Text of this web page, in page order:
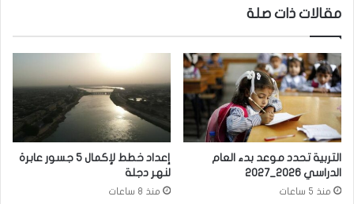
أ
ط
ل
ب
ة
ل
ن
ج
ف
ت
.
ا
ف
ت
ت
ح
ع
مقالات ذات صلة
التربية تحدد موعد بدء العام
الدراسي 2026_2027
منذ 5 ساعات
إعداد خطط لإكمال 5 جسور عابرة
لنهر دجلة
منذ 8 ساعات